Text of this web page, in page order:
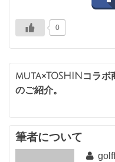
0
投
稿
ナ
ビ
muta×TOSHINコラボ
のご紹介。
筆者について